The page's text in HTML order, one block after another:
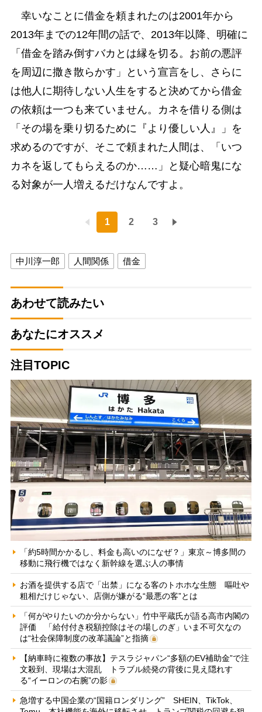
幸いなことに借金を頼まれたのは2001年から
2013年までの12年間の話で、2013年以降、明確に
「借金を踏み倒すバカとは縁を切る。お前の悪評
を周辺に撒き散らかす」という宣言をし、さらに
は他人に期待しない人生をすると決めてから借金
の依頼は一つも来ていません。カネを借りる側は
「その場を乗り切るために『より優しい人』」を
求めるのですが、そこで頼まれた人間は、「いつ
カネを返してもらえるのか……」と疑心暗鬼にな
る対象が一人増えるだけなんですよ。
1 2 3
中川淳一郎 人間関係 借金
あわせて読みたい
あなたにオススメ
注目TOPIC
「約5時間かかるし、料金も高いのになぜ？」東京～博多間の
移動に飛行機ではなく新幹線を選ぶ人の事情
お酒を提供する店で「出禁」になる客のトホホな生態 嘔吐や
粗相だけじゃない、店側が嫌がる“最悪の客”とは
「何がやりたいのか分からない」竹中平蔵氏が語る高市内閣の
評価 「給付付き税額控除はその場しのぎ」いま不可欠なの
は“社会保障制度の改革議論”と指摘
【納車時に複数の事故】テスラジャパン“多額のEV補助金”で注
文殺到、現場は大混乱 トラブル続発の背後に見え隠れす
る“イーロンの右腕”の影
急増する中国企業の“国籍ロンダリング” SHEIN、TikTok、